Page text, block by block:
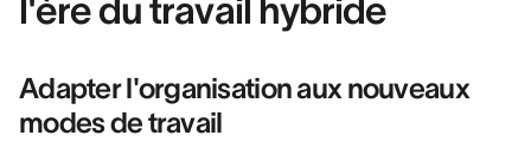
l'ère du travail hybride
Adapter l'organisation aux nouveaux
modes de travail